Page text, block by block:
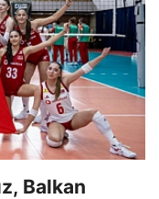
Balkan